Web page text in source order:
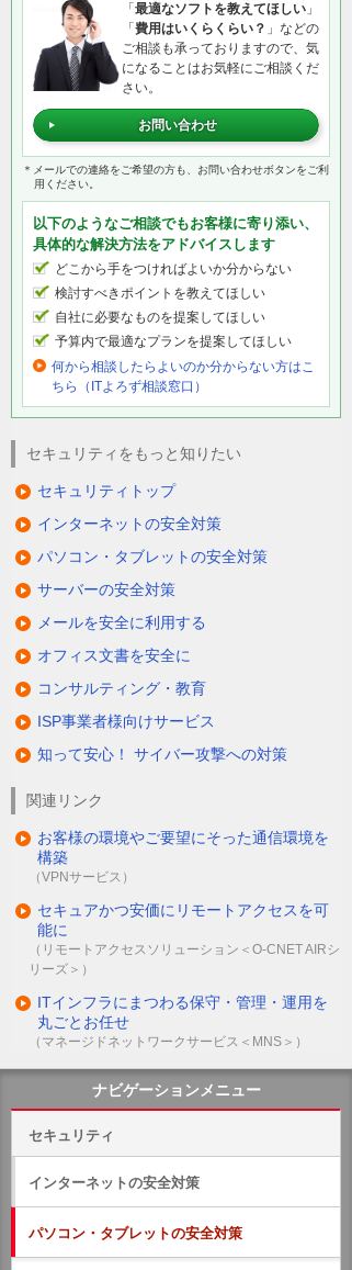
「 最適なソフトを教えてほしい 」
「 費用はいくらくらい？ 」などの
ご相談も承っておりますので、気
になることはお気軽にご相談くだ
さい。
お問い合わせ
＊メールでの連絡をご希望の方も、お問い合わせボタンをご利
用ください。
以下のようなご相談でもお客様に寄り添い、
具体的な解決方法をアドバイスします
どこから手をつければよいか分からない
検討すべきポイントを教えてほしい
自社に必要なものを提案してほしい
予算内で最適なプランを提案してほしい
何から相談したらよいのか分からない方はこ
ちら（ITよろず相談窓口）
セキュリティをもっと知りたい
セキュリティトップ
インターネットの安全対策
パソコン・タブレットの安全対策
サーバーの安全対策
メールを安全に利用する
オフィス文書を安全に
コンサルティング・教育
ISP事業者様向けサービス
知って安心！ サイバー攻撃への対策
関連リンク
お客様の環境やご要望にそった通信環境を
構築
（VPNサービス）
セキュアかつ安価にリモートアクセスを可
能に
（リモートアクセスソリューション＜O-CNET AIRシ
リーズ＞）
ITインフラにまつわる保守・管理・運用を
丸ごとお任せ
（マネージドネットワークサービス＜MNS＞）
ナビゲーションメニュー
セキュリティ
インターネットの安全対策
パソコン・タブレットの安全対策